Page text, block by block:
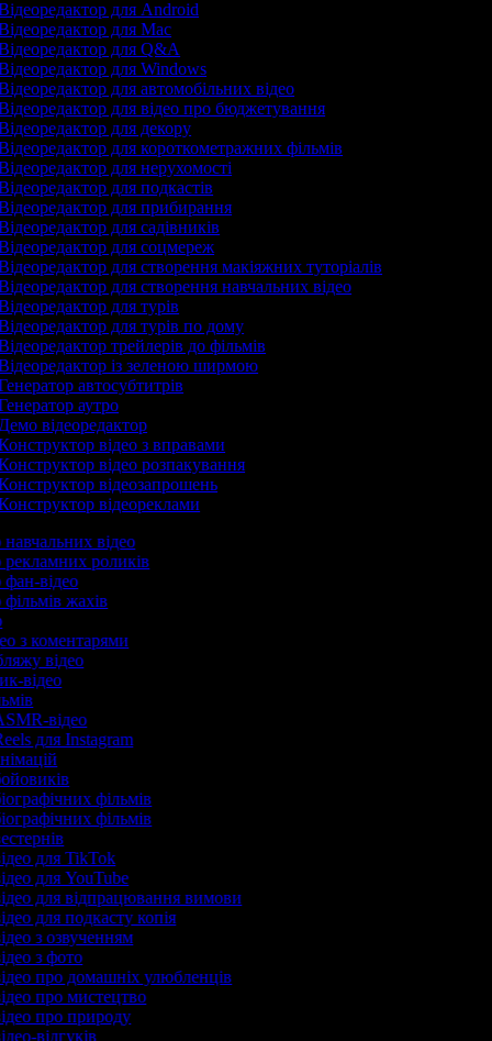
для Android
для Mac
для Q&A
для Windows
для автомобільних відео
для відео про бюджетування
для декору
для короткометражних фільмів
для нерухомості
для подкастів
для прибирання
для садівників
для соцмереж
для створення макіяжних туторіалів
для створення навчальних відео
для турів
для турів по дому
трейлерів до фільмів
із зеленою ширмою
автосубтитрів
аутро
відеоредактор
відео з вправами
відео розпакування
відеозапрошень
відеореклами
навчальних відео
рекламних роликів
фан-відео
фільмів жахів
з коментарями
відео
відео
відео
для Instagram
фільмів
фільмів
для TikTok
для YouTube
для відпрацювання вимови
для подкасту копія
з озвученням
з фото
про домашніх улюбленців
про мистецтво
про природу
відгуків